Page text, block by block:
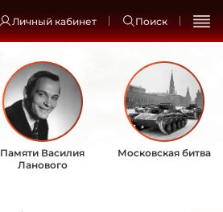
Личный кабинет Поиск
Памяти Василия
Ланового
Московская битва